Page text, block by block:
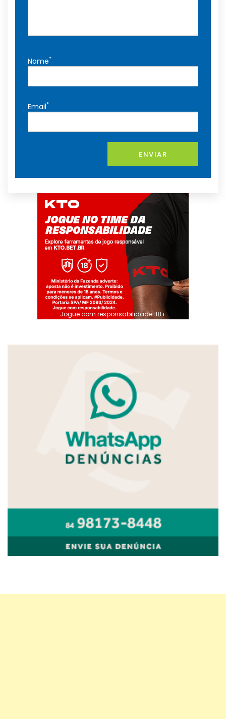
Nome*
Email*
ENVIAR
Jogue com responsabilidade. 18+